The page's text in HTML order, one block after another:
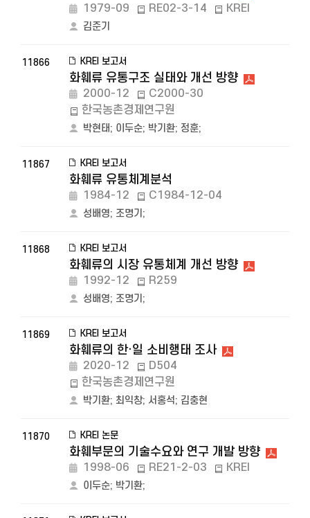
1979-09 RE02-3-14 KREI
김준기
11866 KREI 보고서
화훼류 유통구조 실태와 개선 방향
2000-12
C2000-30
한국농촌경제연구원
박현태; 이두순; 박기환; 정훈;
11867 KREI 보고서
화훼류 유통체계분석
1984-12 C1984-12-04
성배영; 조명기 ;
11868 KREI 보고서
화훼류의 시장 유통체계 개선 방향
1992-12 R259
성배영; 조명기 ;
11869 KREI 보고서
화훼류의 한·일 소비행태 조사
2020-12
D504
한국농촌경제연구원
박기환; 최익창; 서홍석; 김충현
11870 KREI 논문
화훼부문의 기술수요와 연구 개발 방향
1998-06 RE21-2-03 KREI
이두순; 박기환;